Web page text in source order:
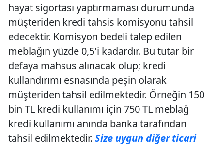
hayat sigortası yaptırmaması durumunda
müşteriden kredi tahsis komisyonu tahsil
edecektir. Komisyon bedeli talep edilen
meblağın yüzde 0,5'i kadardır. Bu tutar bir
defaya mahsus alınacak olup; kredi
kullandırımı esnasında peşin olarak
müşteriden tahsil edilmektedir. Örneğin 150
bin TL kredi kullanımı için 750 TL meblağ
kredi kullanımı anında banka tarafından
tahsil edilmektedir. Size uygun diğer ticari